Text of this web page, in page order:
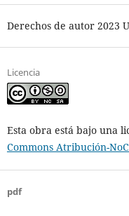
Derechos de autor 2023
Licencia
Esta obra está bajo una
Commons Atribución-
pdf